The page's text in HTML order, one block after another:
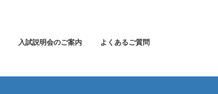
入試説明会のご案内 よくあるご質問